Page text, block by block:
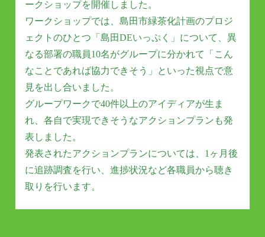
ークショップを開催しました。
ワークショップでは、島田市緑茶化計画のプロジ
ェクトのひとつ「島田DEいっぷく」について、異
なる部署の職員10名がグループに分かれて「こん
なことであれば協力できそう」といった視点で意
見を出し合いました。
グループワークで40件以上のアイディアが生ま
れ、各自で実現できそうなアクションプランも発
表しました。
発表されたアクションプランについては、1ヶ月後
に追跡調査を行い、進捗状況など各職員から聴き
取りを行います。